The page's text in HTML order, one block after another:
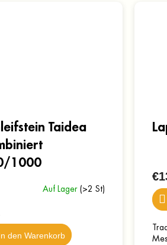
Taidea
1000
Auf Lager (>2 St)
den Warenkorb